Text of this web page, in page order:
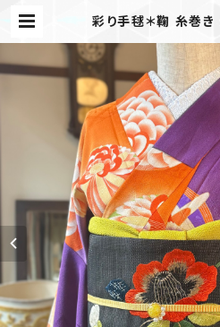
彩り手毬＊鞠 糸巻き
01 |